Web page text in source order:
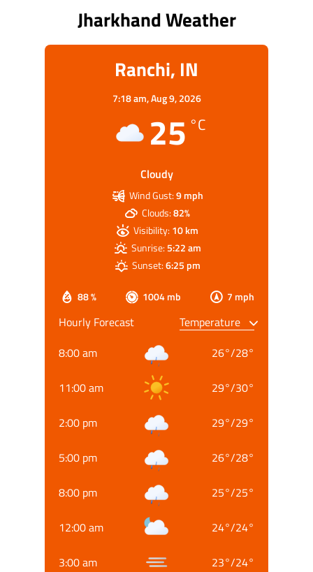
Jharkhand Weather
Ranchi, IN
7:18 am,Aug 9, 2026
25 °C
Cloudy
88 % 1004 mb 7 mph
Wind Gust:9 mph
Clouds:82%
Visibility:10 km
Sunrise:5:22 am
Sunset:6:25 pm
Hourly Forecast
8:00 am
26°/28°
11:00 am 29°/30°
2:00 pm 29°/29°
5:00 pm 26°/28°
8:00 pm 25°/25°
12:00 am 24°/24°
3:00 am 23°/24°